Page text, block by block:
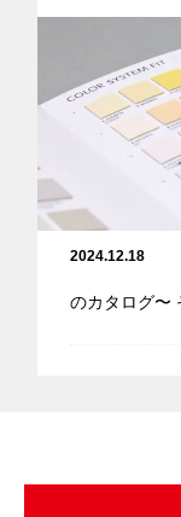
2024.12.18
のカタログ〜